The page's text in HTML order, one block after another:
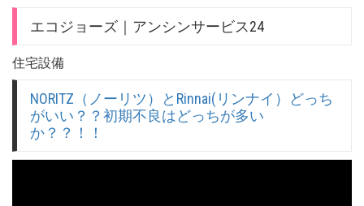
エコジョーズ｜アンシンサービス24
住宅設備
NORITZ（ノーリツ）とRinnai(リンナイ）どっち
がいい？？初期不良はどっちが多い
か？？！！